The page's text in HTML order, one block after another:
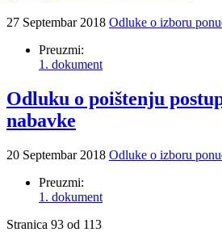
27 Septembar 2018 Odluke o izboru
Preuzmi:
1. dokument
Odluku o poištenju
nabavke
20 Septembar 2018 Odluke o izboru
Preuzmi:
1. dokument
Stranica 93 od 113